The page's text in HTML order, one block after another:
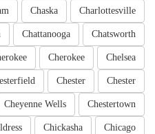
Charlottesville
Chaska
Chatsworth
Chattanooga
Chelsea
Cherokee
Chester
Chester
Chestertown
Cheyenne Wells
Chicago
Chickasha